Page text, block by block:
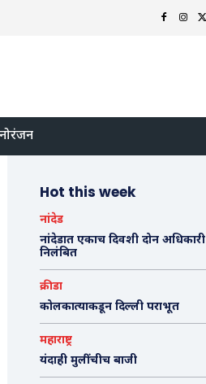
Hot this week
नांदेड
नांदेडात एकाच दिवशी दोन अधिकारी
निलंबित
क्रीडा
कोलकात्याकडून दिल्ली पराभूत
महाराष्ट्र
यंदाही मुलींचीच बाजी